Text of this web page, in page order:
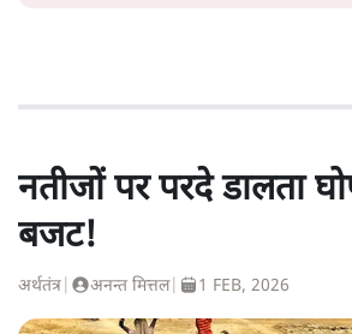
नतीजों पर परदे डालता
बजट!
अर्थतंत्र अनन्त मित्तल| 1 FEB, 2026